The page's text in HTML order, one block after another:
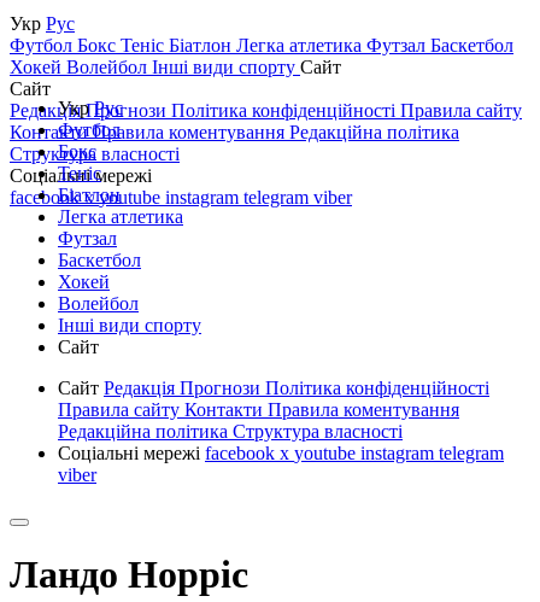
Укр Рус
Футбол Бокс Теніс Біатлон Легка атлетика Футзал Баскетбол
Хокей Волейбол Інші види спорту Сайт
Сайт
РедакціяПрогнози Політика конфіденційності Правила сайту
КонтактиПравила коментування Редакційна політика
Структура власності
Соціальні мережі
facebookxyoutube instagram telegram viber
УкрРус
Футбол
Бокс
Теніс
Біатлон
Легка атлетика
Футзал
Баскетбол
Хокей
Волейбол
Інші види спорту
Сайт
Сайт Редакція Прогнози Політика конфіденційності
Правила сайту Контакти Правила коментування
Редакційна політика Структура власності
Соціальні мережі facebook x youtube instagram telegram
viber
Ландо Норріс